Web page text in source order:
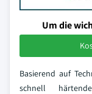
Um die
Basierend auf
schnell